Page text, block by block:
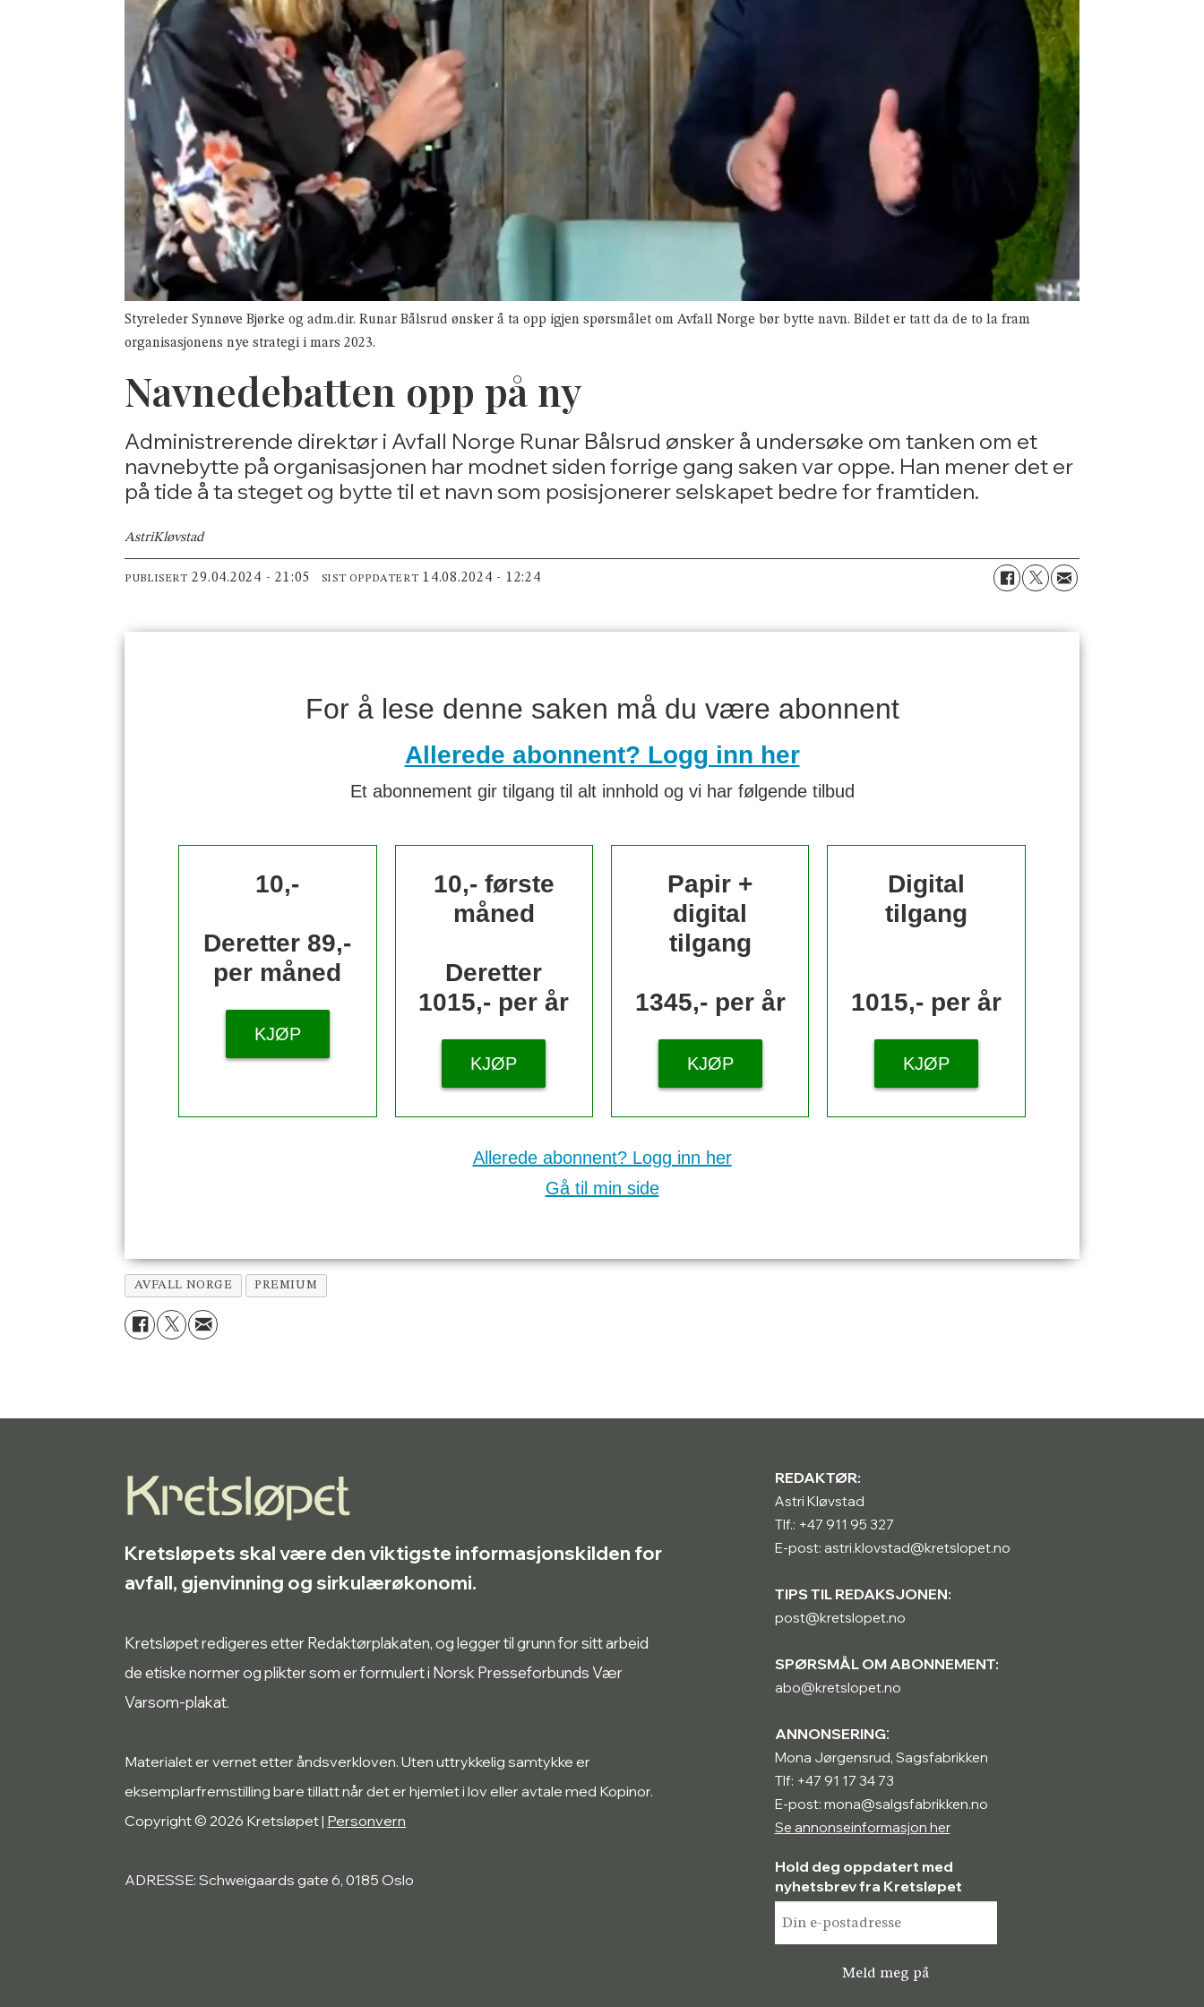
Styreleder Synnøve Bjørke og adm.dir. Runar Bålsrud ønsker å ta opp igjen spørsmålet om Avfall Norge bør bytte navn. Bildet er tatt da de to la fram
organisasjonens nye strategi i mars 2023.
Navnedebatten opp på ny
Administrerende direktør i Avfall Norge Runar Bålsrud ønsker å undersøke om tanken om et
navnebytte på organisasjonen har modnet siden forrige gang saken var oppe. Han mener det er
på tide å ta steget og bytte til et navn som posisjonerer selskapet bedre for framtiden.
AstriKløvstad
PUBLISERT 29.04.2024 - 21:05 SIST OPPDATERT 14.08.2024 - 12:24
For å lese denne saken må du være abonnent
Allerede abonnent? Logg inn her
Et abonnement gir tilgang til alt innhold og vi har følgende tilbud
10,-
Deretter 89,-
per måned
KJØP
10,- første
måned
Deretter
1015,- per år
KJØP
Papir +
digital
tilgang
1345,- per år
KJØP
Digital
tilgang
1015,- per år
KJØP
Allerede abonnent? Logg inn her
Gå til min side
AVFALL NORGE PREMIUM
Kretsløpets skal være den viktigste informasjonskilden for
avfall, gjenvinning og sirkulærøkonomi.
Kretsløpet redigeres etter Redaktørplakaten, og legger til grunn for sitt arbeid
de etiske normer og plikter som er formulert i Norsk Presseforbunds Vær
Varsom-plakat.
Materialet er vernet etter åndsverkloven. Uten uttrykkelig samtykke er
eksemplarfremstilling bare tillatt når det er hjemlet i lov eller avtale med Kopinor.
Copyright © 2026 Kretsløpet | Personvern
ADRESSE: Schweigaards gate 6, 0185 Oslo
REDAKTØR:
Astri Kløvstad
Tlf.: +47 911 95 327
E-post: astri.klovstad@kretslopet.no
TIPS TIL REDAKSJONEN:
post@kretslopet.no
SPØRSMÅL OM ABONNEMENT:
abo@kretslopet.no
ANNONSERING:
Mona Jørgensrud, Sagsfabrikken
Tlf: +47 91 17 34 73
E-post: mona@salgsfabrikken.no
Se annonseinformasjon her
Hold deg oppdatert med
nyhetsbrev fra Kretsløpet